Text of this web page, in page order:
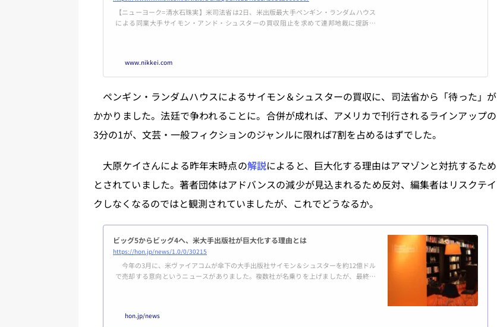
【ニューヨーク=清水石珠実】米司法省は2日、米出版最大手ペンギン・ランダムハウス
による同業大手サイモン・アンド・シュスターの買収阻止を求めて連邦地裁に提訴し
ランwww.nikkei.com
ペンギン・ランダムハウスによるサイモン＆シュスターの買収に、司法省から「待った」が
かかりました。法廷で争われることに。合併が成れば、アメリカで刊行されるラインアップの
3分の1が、文芸・一般フィクションのジャンルに限れば7割を占めるはずでした。
大原ケイさんによる昨年末時点の解説によると、巨大化する理由はアマゾンと対抗するため
とされていました。著者団体はアドバンスの減少が見込まれるため反対、編集者はリスクテイ
クしなくなるのではと観測されていましたが、これでどうなるか。
ビッグ5からビッグ4へ、米大手出版社が巨大化する理由とは
https://hon.jp/news/1.0/0/30215
今年の3月に、米ヴァイアコムが傘下の大手出版社サイモン＆シュスターを約12億ドル
で売却する意向というニュースがありました。複数社が名乗りを上げましたが、最終的
アメ...
hon.jp/news